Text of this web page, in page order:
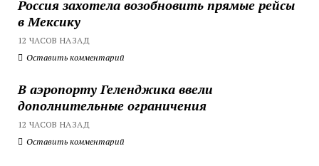
Россия захотела возобновить прямые рейсы
в Мексику
12 ЧАСОВ НАЗАД
Оставить комментарий
В аэропорту Геленджика ввели
дополнительные ограничения
12 ЧАСОВ НАЗАД
Оставить комментарий